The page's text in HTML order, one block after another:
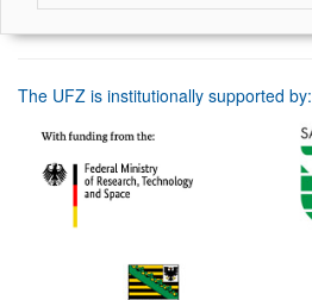
The UFZ is institutionally supported by: